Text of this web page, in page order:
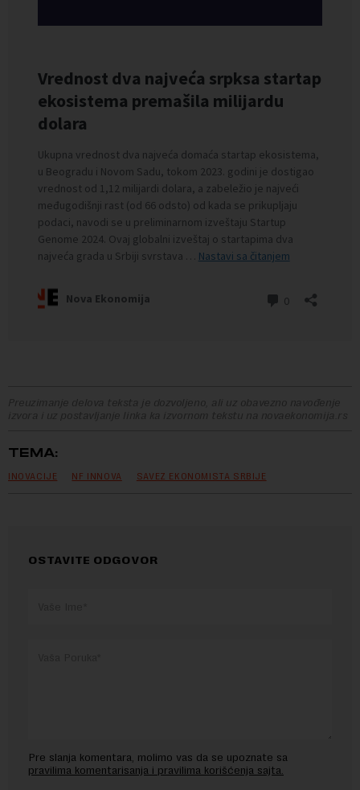
Preuzimanje delova teksta je dozvoljeno, ali uz obavezno navođenje
izvora i uz postavljanje linka ka izvornom tekstu na novaekonomija.rs
TEMA:
INOVACIJE NF INNOVA SAVEZ EKONOMISTA SRBIJE
OSTAVITE ODGOVOR
Pre slanja komentara, molimo vas da se upoznate sa
pravilima komentarisanja i pravilima korišćenja sajta.